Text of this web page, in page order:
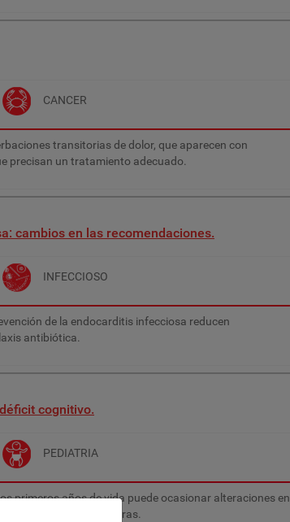
CANCER
transitorias de dolor, que aparecen con
precisan un tratamiento adecuado.
cambios en las recomendaciones.
INFECCIOSO
de la endocarditis infecciosa reducen
antibiótica.
cognitivo.
PEDIATRIA
primeros años de vida puede ocasionar alteraciones en
cognitivas y psicomotoras.